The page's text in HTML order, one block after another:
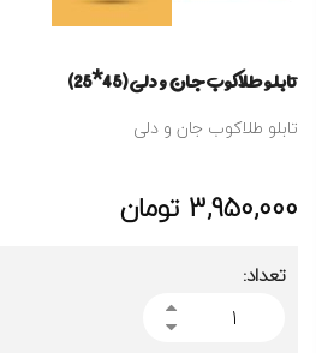
تابلو طلاکوب جان و دلی (45*25)
تابلو طلاکوب جان و دلی
3,950,000 تومان
تعداد: